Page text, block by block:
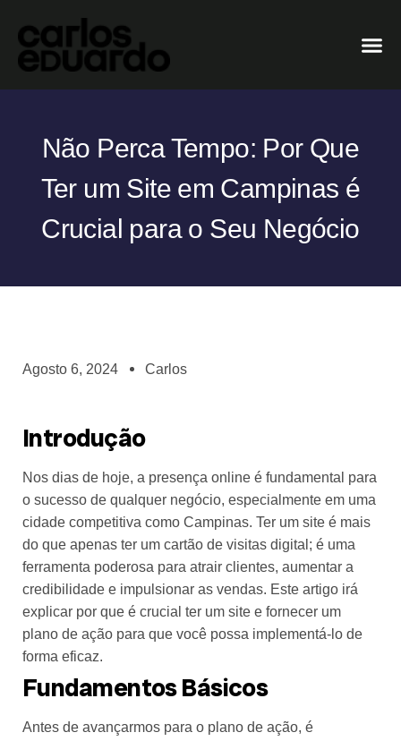
Não Perca Tempo: Por Que
Ter um Site em Campinas é
Crucial para o Seu Negócio
Agosto 6, 2024 Carlos
Introdução
Nos dias de hoje, a presença online é fundamental para
o sucesso de qualquer negócio, especialmente em uma
cidade competitiva como Campinas. Ter um site é mais
do que apenas ter um cartão de visitas digital; é uma
ferramenta poderosa para atrair clientes, aumentar a
credibilidade e impulsionar as vendas. Este artigo irá
explicar por que é crucial ter um site e fornecer um
plano de ação para que você possa implementá-lo de
forma eficaz.
Fundamentos Básicos
Antes de avançarmos para o plano de ação, é